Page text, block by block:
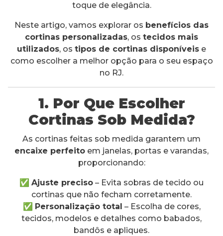
toque de elegância.
Neste artigo, vamos explorar os benefícios das
cortinas personalizadas, os tecidos mais
utilizados, os tipos de cortinas disponíveis e
como escolher a melhor opção para o seu espaço
no RJ.
1. Por Que Escolher
Cortinas Sob Medida?
As cortinas feitas sob medida garantem um
encaixe perfeito em janelas, portas e varandas,
proporcionando:
✅ Ajuste preciso – Evita sobras de tecido ou
cortinas que não fecham corretamente.
✅ Personalização total – Escolha de cores,
tecidos, modelos e detalhes como babados,
bandôs e apliques.